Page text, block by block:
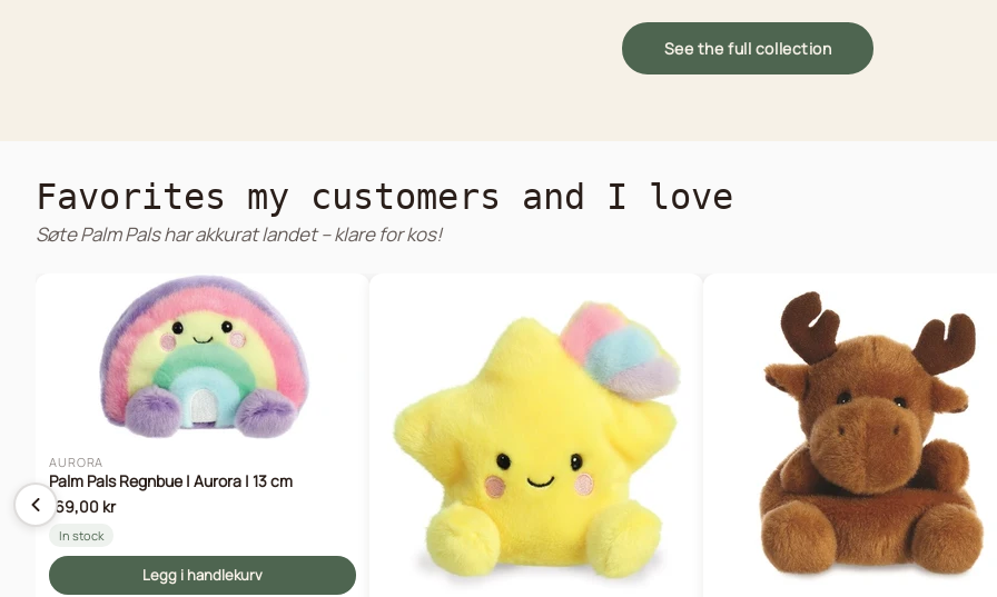
See the full collection
Favorites my customers and I love
Søte Palm Pals har akkurat landet – klare for kos!
AURORA
Palm Pals Regnbue | Aurora | 13 cm
169,00 kr
In stock
Legg i handlekurv